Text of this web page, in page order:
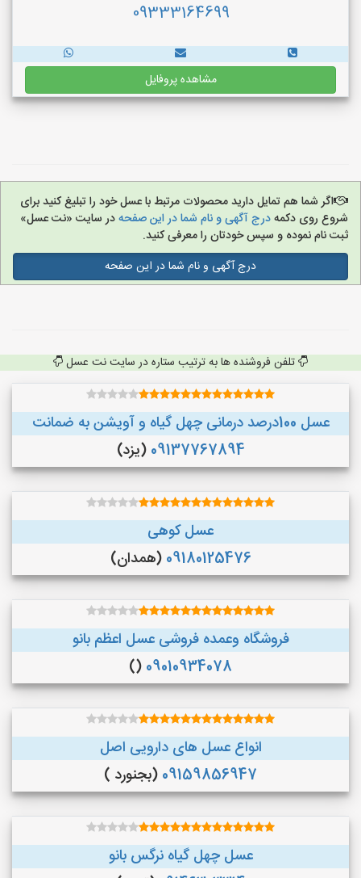
09333164699
مشاهده پروفایل
اگر شما هم تمایل دارید محصولات مرتبط با عسل خود را تبلیغ کنید برای
شروع روی دکمهدرج آگهی و نام شما در این صفحهدر سایت «نت عسل»
ثبت نام نموده و سپس خودتان را معرفی کنید.
درج آگهی و نام شما در این صفحه
تلفن فروشنده ها به ترتیب ستاره در سایت نت عسل
عسل 100درصد درمانی چهل گیاه و آویشن به ضمانت
09137767894 (یزد)
عسل کوهی
09180125476 (همدان)
فروشگاه وعمده فروشی عسل اعظم بانو
09010934078
()
انواع عسل های دارویی اصل
09159856947 (بجنورد )
عسل چهل گیاه نرگس بانو